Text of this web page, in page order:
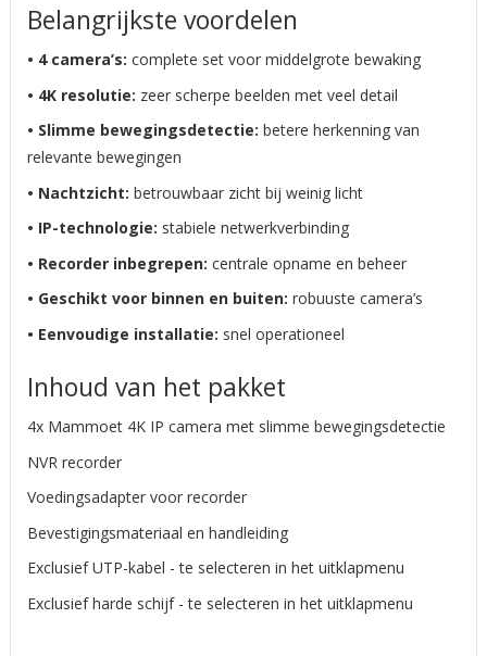
Belangrijkste voordelen
• 4 camera’s: complete set voor middelgrote bewaking
• 4K resolutie: zeer scherpe beelden met veel detail
• Slimme bewegingsdetectie: betere herkenning van
relevante bewegingen
• Nachtzicht: betrouwbaar zicht bij weinig licht
• IP-technologie: stabiele netwerkverbinding
• Recorder inbegrepen: centrale opname en beheer
• Geschikt voor binnen en buiten: robuuste camera’s
• Eenvoudige installatie: snel operationeel
Inhoud van het pakket
4x Mammoet 4K IP camera met slimme bewegingsdetectie
NVR recorder
Voedingsadapter voor recorder
Bevestigingsmateriaal en handleiding
Exclusief UTP-kabel - te selecteren in het uitklapmenu
Exclusief harde schijf - te selecteren in het uitklapmenu